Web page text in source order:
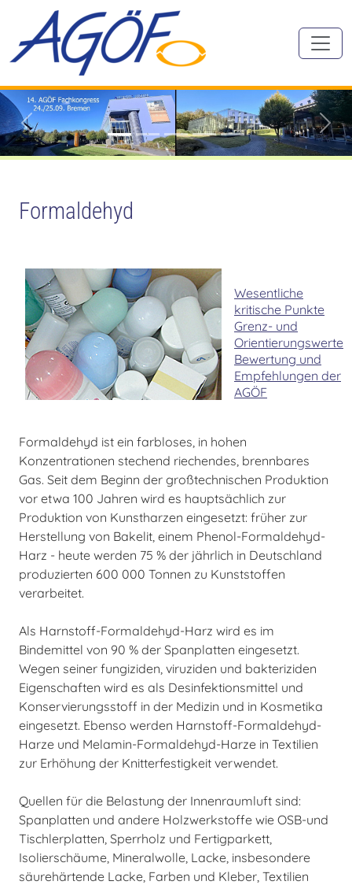
Zurück
Formaldehyd
Wesentliche
kritische Punkte
Grenz- und
Orientierungswerte
Bewertung und
Empfehlungen der
AGÖF
Formaldehyd ist ein farbloses, in hohen
Konzentrationen stechend riechendes, brennbares
Gas. Seit dem Beginn der großtechnischen Produktion
vor etwa 100 Jahren wird es hauptsächlich zur
Produktion von Kunstharzen eingesetzt: früher zur
Herstellung von Bakelit, einem Phenol-Formaldehyd-
Harz - heute werden 75 % der jährlich in Deutschland
produzierten 600 000 Tonnen zu Kunststoffen
verarbeitet.
Als Harnstoff-Formaldehyd-Harz wird es im
Bindemittel von 90 % der Spanplatten eingesetzt.
Wegen seiner fungiziden, viruziden und bakteriziden
Eigenschaften wird es als Desinfektionsmittel und
Konservierungsstoff in der Medizin und in Kosmetika
eingesetzt. Ebenso werden Harnstoff-Formaldehyd-
Harze und Melamin-Formaldehyd-Harze in Textilien
zur Erhöhung der Knitterfestigkeit verwendet.
Quellen für die Belastung der Innenraumluft sind:
Spanplatten und andere Holzwerkstoffe wie OSB-und
Tischlerplatten, Sperrholz und Fertigparkett,
Isolierschäume, Mineralwolle, Lacke, insbesondere
säurehärtende Lacke, Farben und Kleber, Textilien